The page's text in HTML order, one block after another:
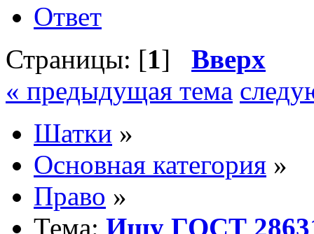
Ответ
Страницы: [1] Вверх
« предыдущая тема
Шатки »
Основная категория »
Право »
Тема: Ищу ГОСТ